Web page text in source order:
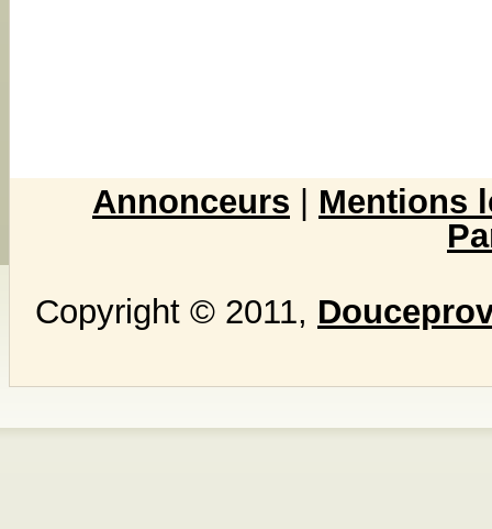
Annonceurs
Mentions
Copyright © 2011,